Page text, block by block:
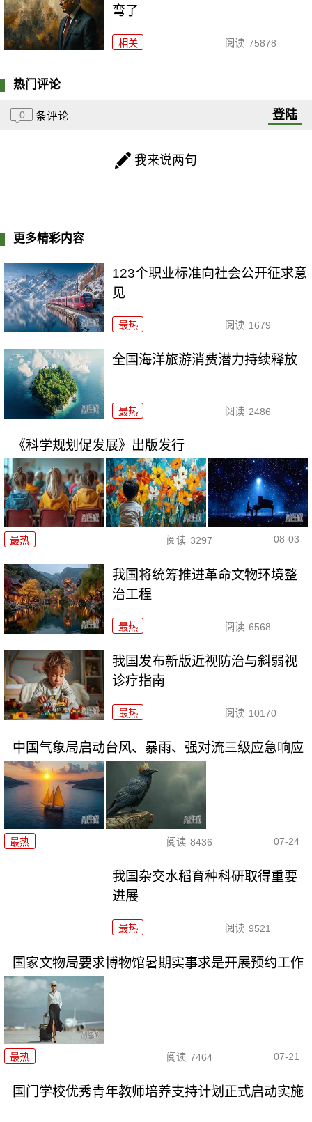
弯了
相关 阅读 75878
热门评论
0 条评论 登陆
我来说两句
更多精彩内容
123个职业标准向社会公开征求意
见
最热 阅读 1679
全国海洋旅游消费潜力持续释放
最热 阅读 2486
《科学规划促发展》出版发行
最热 阅读 3297 08-03
我国将统筹推进革命文物环境整
治工程
最热 阅读 6568
我国发布新版近视防治与斜弱视
诊疗指南
最热 阅读 10170
中国气象局启动台风、暴雨、强对流三级应急响应
最热 阅读 8436 07-24
我国杂交水稻育种科研取得重要
进展
最热 阅读 9521
国家文物局要求博物馆暑期实事求是开展预约工作
最热 阅读 7464 07-21
国门学校优秀青年教师培养支持计划正式启动实施